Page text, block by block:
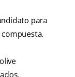
para